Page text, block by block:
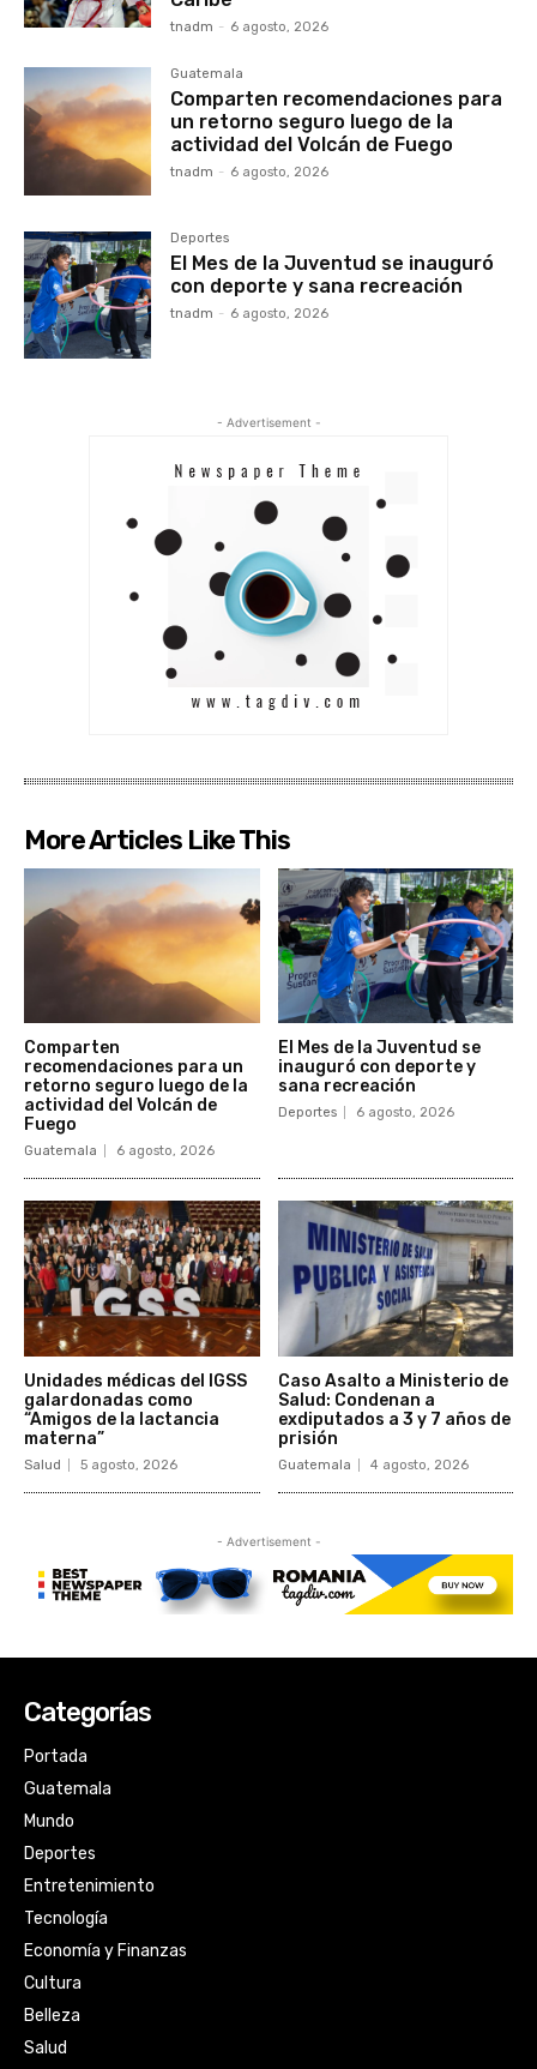
Categorías
Portada
Guatemala
Mundo
Deportes
Entretenimiento
Tecnología
Economía y Finanzas
Cultura
Belleza
Salud